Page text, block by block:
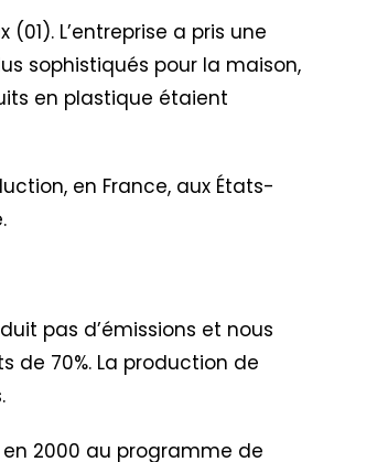
L’entreprise a pris une
sophistiqués pour la maison,
en plastique étaient
en France, aux États-
pas d’émissions et nous
de 70%. La production de
2000 au programme de